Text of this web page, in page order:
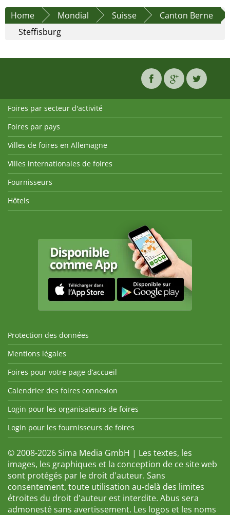
Home
Mondial Suisse
Canton Berne
Steffisburg
Foires par secteur d'activité
Foires par pays
Villes de foires en Allemagne
Villes internationales de foires
Fournisseurs
Hôtels
Protection des données
Mentions légales
Foires pour votre page d’accueil
Calendrier des foires connexion
Login pour les organisateurs de foires
Login pour les fournisseurs de foires
© 2008-2026 Sima Media GmbH | Les textes, les
images, les graphiques et la conception de ce site web
sont protégés par le droit d'auteur. Sans
consentement, toute utilisation au-delà des limites
étroites du droit d'auteur est interdite. Abus sera
admonesté sans avertissement. Les logos et les noms